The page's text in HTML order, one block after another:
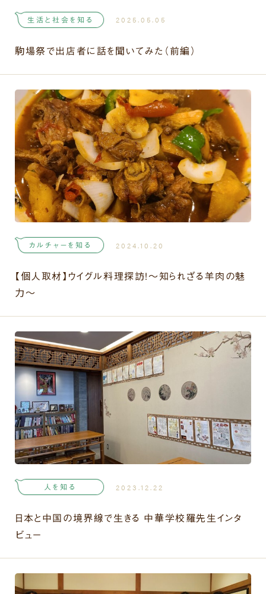
駒場祭で出店者に話を聞いてみた（前編）
2025.05.05
生活と社会を知る
【個人取材】ウイグル料理探訪！～知られざる羊肉の魅
力～
2024.10.20
カルチャーを知る
日本と中国の境界線で生きる 中華学校羅先生インタ
ビュー
2023.12.22
人を知る